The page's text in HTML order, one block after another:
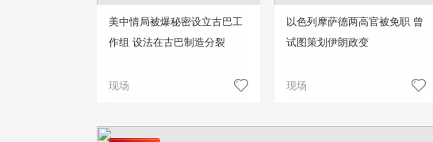
美中情局被爆秘密设立古巴工
作组 设法在古巴制造分裂
现场
以色列摩萨德两高官被免职 曾
试图策划伊朗政变
现场